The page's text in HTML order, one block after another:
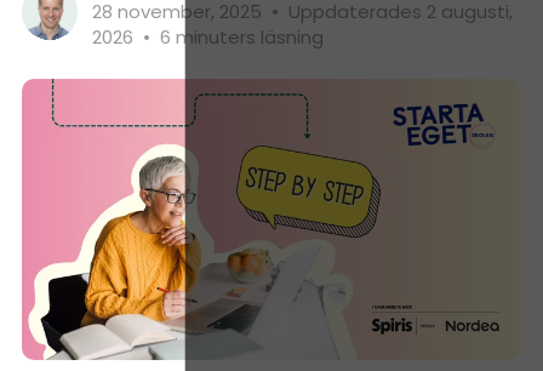
28 november, 2025 • Uppdaterades 2 augusti,
2026 • 6 minuters läsning